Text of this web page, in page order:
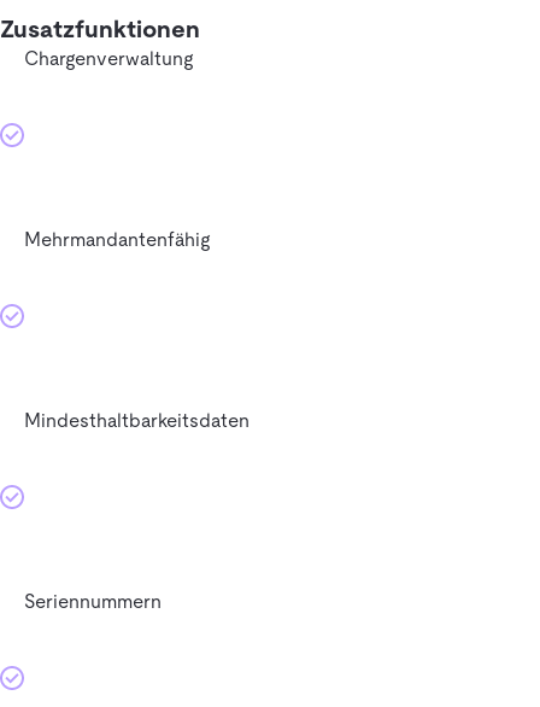
Zusatzfunktionen
Chargenverwaltung
Mehrmandantenfähig
Mindesthaltbarkeitsdaten
Seriennummern